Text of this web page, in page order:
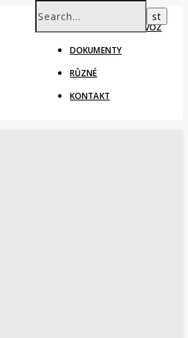
ŠKOLNÍ ROK – PROVOZ
DOKUMENTY
RŮZNÉ
KONTAKT